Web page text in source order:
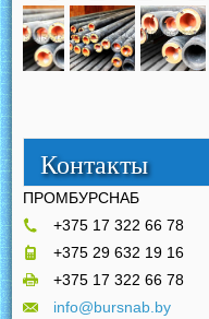
Контакты
ПРОМБУРСНАБ
+375 17 322 66 78
+375 29 632 19 16
+375 17 322 66 78
info@bursnab.by